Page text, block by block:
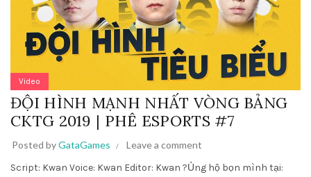
Video
ĐỘI HÌNH MẠNH NHẤT VÒNG BẢNG
CKTG 2019 | PHÊ ESPORTS #7
Posted byGataGames
Leave a comment
Script: Kwan Voice: Kwan Editor: Kwan ?Ủng hộ bọn mình tại: